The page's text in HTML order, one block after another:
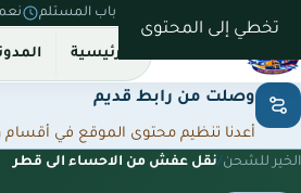
تخطي إلى المحتوى
نستلم من بيتك ونسلّم على باب المستلم نعمل
الرئيسية
وصلت من رابط قديم
أعدنا تنظيم محتوى الموقع في أقسام
الخير للشحن/نقل عفش من الاحساء الى قطر